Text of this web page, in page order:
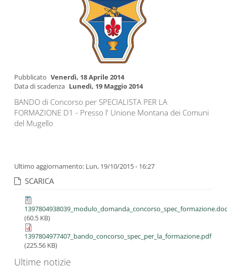
Pubblicato Venerdì, 18 Aprile 2014
Data di scadenza Lunedì, 19 Maggio 2014
BANDO di Concorso per SPECIALISTA PER LA
FORMAZIONE D1 - Presso l' Unione Montana dei Comuni
del Mugello
Ultimo aggiornamento: Lun, 19/10/2015 - 16:27
SCARICA
1397804938039_modulo_domanda_concorso_spec_formazione.doc
(60.5 KB)
1397804977407_bando_concorso_spec_per_la_formazione.pdf
(225.56 KB)
Ultime notizie